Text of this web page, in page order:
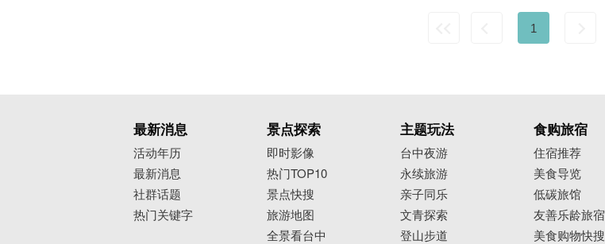
1
最新消息
活动年历
最新消息
社群话题
热门关键字
景点探索
即时影像
热门TOP10
景点快搜
旅游地图
全景看台中
主题玩法
台中夜游
永续旅游
亲子同乐
文青探索
登山步道
食购旅宿
住宿推荐
美食导览
低碳旅馆
友善乐龄旅宿
美食购物快搜